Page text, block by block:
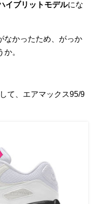
イブリットモデルにな
なかったため、がっか
。
て、エアマックス95/9